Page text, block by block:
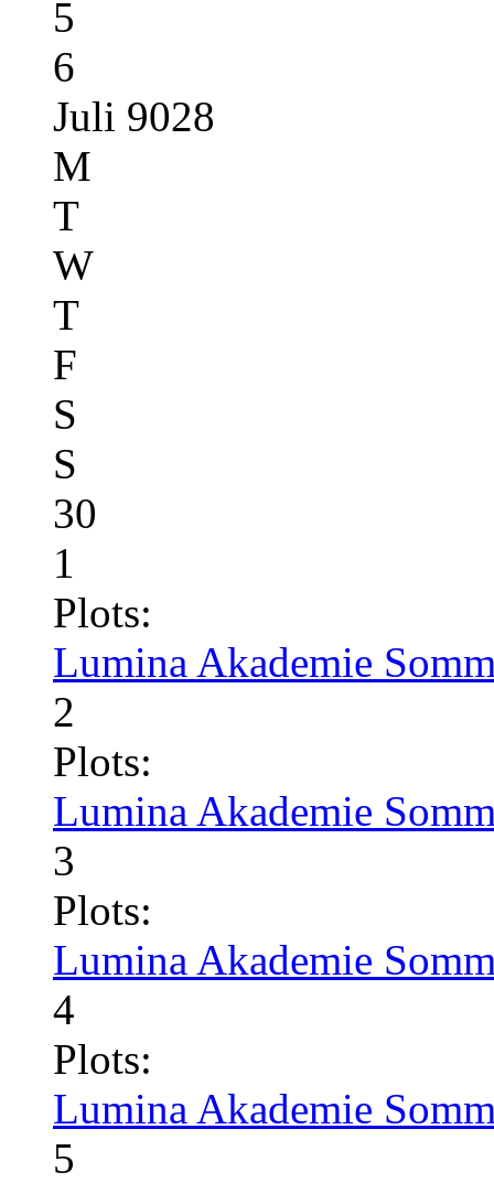
5
6
Juli 9028
M
T
W
T
F
S
S
30
1
Plots:
Lumina Akademie
2
Plots:
Lumina Akademie
3
Plots:
Lumina Akademie
4
Plots:
Lumina Akademie
5